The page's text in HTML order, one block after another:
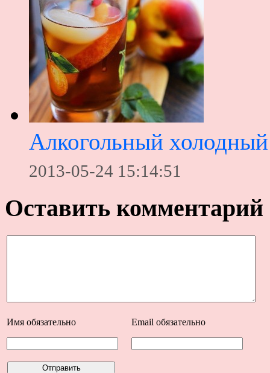
Алкогольный
2013-05-24 15:14:51
Оставить комментарий
Имя обязательно Email обязательно